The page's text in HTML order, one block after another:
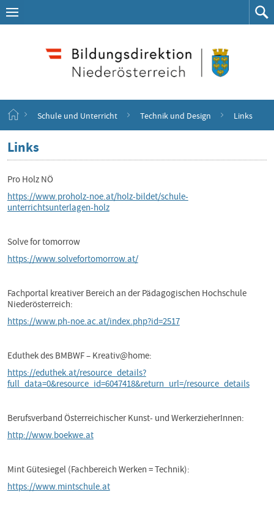
Zum
Inhalt
Navigation
Navigation
aufklappen
Zum
S
r
t
e
i
t
Schule und Unterricht Technik und Design Links
Links
Pro Holz NÖ
https://www.proholz-noe.at/holz-bildet/schule-
unterrichtsunterlagen-holz
Solve for tomorrow
https://www.solvefortomorrow.at/
Fachportal kreativer Bereich an der Pädagogischen Hochschule
Niederösterreich:
https://www.ph-noe.ac.at/index.php?id=2517
Eduthek des BMBWF – Kreativ@home:
https://eduthek.at/resource_details?
full_data=0&resource_id=6047418&return_url=/resource_details
Berufsverband Österreichischer Kunst- und WerkerzieherInnen:
http://www.boekwe.at
Mint Gütesiegel (Fachbereich Werken = Technik):
https://www.mintschule.at